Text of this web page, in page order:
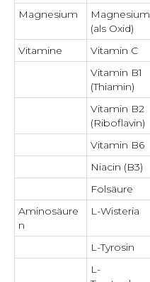
Magnesium
Magnesium
(als Oxid)
Vitamine Vitamin C
Vitamin B1
(Thiamin)
Vitamin B2
(Riboflavin)
Vitamin B6
Niacin (B3)
Folsäure
Aminosäure
n
L-Wisteria
L-Tyrosin
L-